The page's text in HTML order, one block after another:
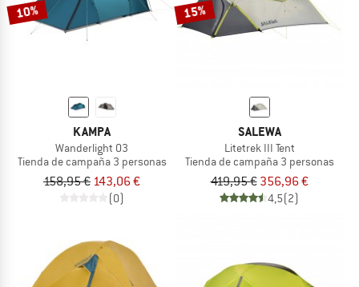
10%
KAMPA
Wanderlight 03
Tienda de campaña 3 personas
158,95 € 143,06 €
(0)
15%
SALEWA
Litetrek III Tent
Tienda de campaña 3 personas
419,95 € 356,96 €
4,5(2)